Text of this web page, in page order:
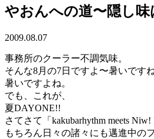
やおんへの道〜隠し
2009.08.07
事務所のクーラー不調気味。
そんな8月の7日ですよ〜暑いですね
暑いですよね。
でも、これが、
夏DAYONE!!
さてさて「kakubarhythm meets Niw!
もちろん日々の諸々にも邁進中の